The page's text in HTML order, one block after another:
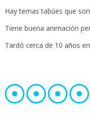
Hay temas tabúes que
Tiene buena animación
Tardó cerca de 10 años